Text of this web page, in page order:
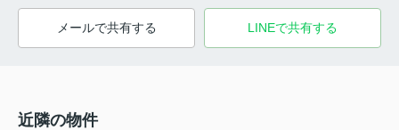
メールで共有する LINEで共有する
近隣の物件